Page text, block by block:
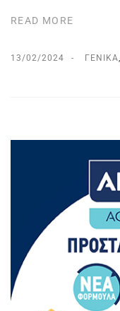
READ MORE
13/02/2024 ΓΕΝΙΚΆ